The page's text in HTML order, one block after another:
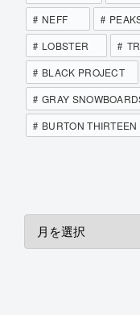
NEFF
LOBSTER
BLACK PROJECT
GRAY
BURTON THIRTEEN